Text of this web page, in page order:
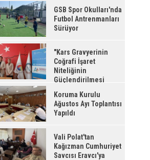
GSB Spor Okulları'nda
Futbol Antrenmanları
Sürüyor
"Kars Gravyerinin
Coğrafi İşaret
Niteliğinin
Güçlendirilmesi
Koruma Kurulu
Ağustos Ayı Toplantısı
Yapıldı
Vali Polat'tan
Kağızman Cumhuriyet
Savcısı Eravcı'ya